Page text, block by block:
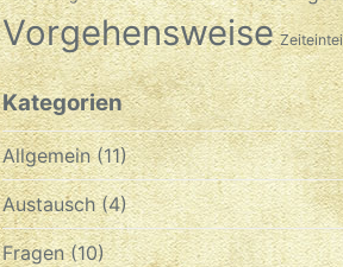
Vorgehensweise
Kategorien
Allgemein(11)
Austausch(4)
Fragen(10)